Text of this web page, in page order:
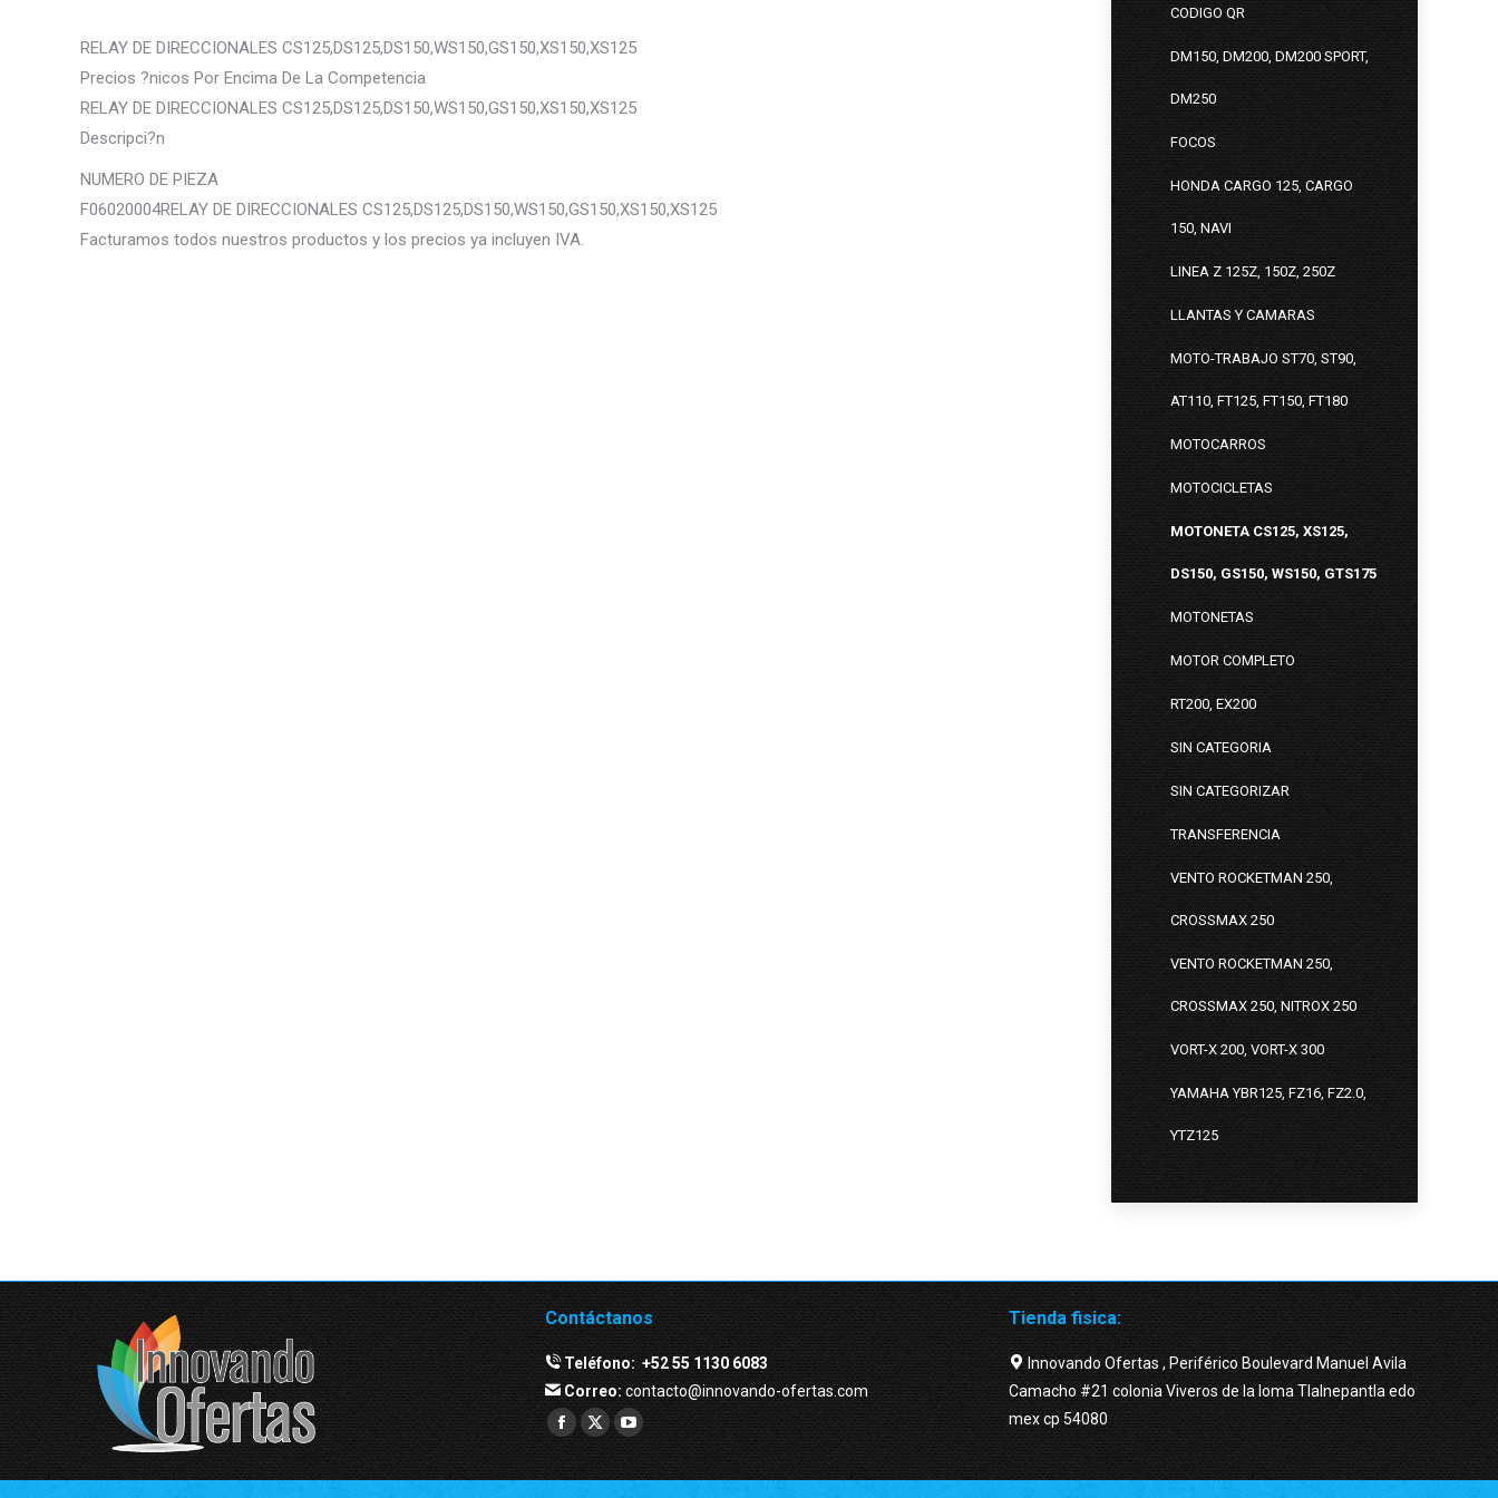
RELAY DE DIRECCIONALES CS125,DS125,DS150,WS150,GS150,XS150,XS125
Precios ?nicos Por Encima De La Competencia
RELAY DE DIRECCIONALES CS125,DS125,DS150,WS150,GS150,XS150,XS125
Descripci?n
NUMERO DE PIEZA
F06020004RELAY DE DIRECCIONALES CS125,DS125,DS150,WS150,GS150,XS150,XS125
Facturamos todos nuestros productos y los precios ya incluyen IVA.
CODIGO QR
DM150, DM200, DM200 SPORT,
DM250
FOCOS
HONDA CARGO 125, CARGO
150, NAVI
LINEA Z 125Z, 150Z, 250Z
LLANTAS Y CAMARAS
MOTO-TRABAJO ST70, ST90,
AT110, FT125, FT150, FT180
MOTOCARROS
MOTOCICLETAS
MOTONETA CS125, XS125,
DS150, GS150, WS150, GTS175
MOTONETAS
MOTOR COMPLETO
RT200, EX200
SIN CATEGORIA
SIN CATEGORIZAR
TRANSFERENCIA
VENTO ROCKETMAN 250,
CROSSMAX 250
VENTO ROCKETMAN 250,
CROSSMAX 250, NITROX 250
VORT-X 200, VORT-X 300
YAMAHA YBR125, FZ16, FZ2.0,
YTZ125
Contáctanos
Teléfono:+52 55 1130 6083
Correo:contacto@innovando-ofertas.com
Facebook
page
Twitter
page
YouTube
page
Tienda fisica:
Innovando Ofertas , Periférico Boulevard Manuel Avila
Camacho #21 colonia Viveros de la loma Tlalnepantla edo
mex cp 54080